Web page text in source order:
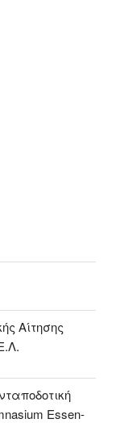
Αίτησης
Essen-